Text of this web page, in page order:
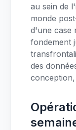
au sein de
monde
d'une case
fondement
des